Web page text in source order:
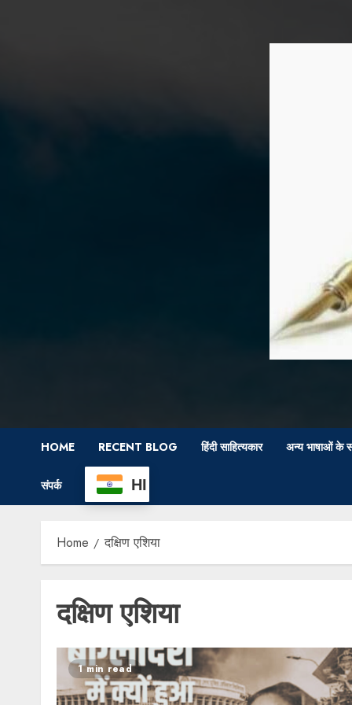
HOME RECENT BLOG हिंदी साहित्यकार अन्य भाषाओं के
संपर्क HI
Home दक्षिण एशिया
दक्षिण एशिया
1 min read